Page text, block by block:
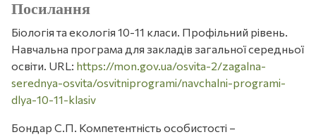
Посилання
Біологія та екологія 10-11 класи. Профільний рівень.
Навчальна програма для закладів загальної середньої
освіти. URL: https://mon.gov.ua/osvita-2/zagalna-
serednya-osvita/osvitniprogrami/navchalni-programi-
dlya-10-11-klasiv
Бондар С.П. Компетентність особистості –